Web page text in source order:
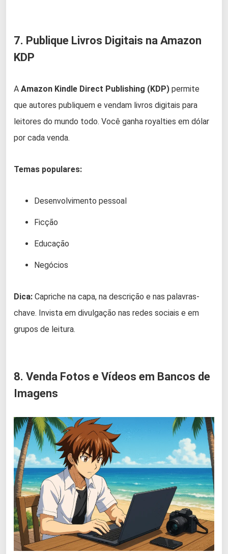
7. Publique Livros Digitais na Amazon
KDP
A Amazon Kindle Direct Publishing (KDP) permite
que autores publiquem e vendam livros digitais para
leitores do mundo todo. Você ganha royalties em dólar
por cada venda.
Temas populares:
Desenvolvimento pessoal
Ficção
Educação
Negócios
Dica: Capriche na capa, na descrição e nas palavras-
chave. Invista em divulgação nas redes sociais e em
grupos de leitura.
8. Venda Fotos e Vídeos em Bancos de
Imagens